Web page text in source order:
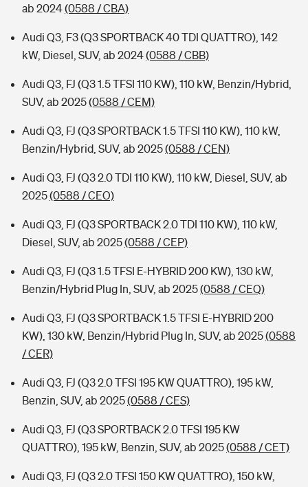
ab 2024(0588 / CBA)
Audi Q3, F3 (Q3 SPORTBACK 40 TDI QUATTRO), 142
kW, Diesel, SUV, ab 2024(0588 / CBB)
Audi Q3, FJ (Q3 1.5 TFSI 110 KW), 110 kW, Benzin/Hybrid,
SUV, ab 2025(0588 / CEM)
Audi Q3, FJ (Q3 SPORTBACK 1.5 TFSI 110 KW), 110 kW,
Benzin/Hybrid, SUV, ab 2025(0588 / CEN)
Audi Q3, FJ (Q3 2.0 TDI 110 KW), 110 kW, Diesel, SUV, ab
2025(0588 / CEO)
Audi Q3, FJ (Q3 SPORTBACK 2.0 TDI 110 KW), 110 kW,
Diesel, SUV, ab 2025(0588 / CEP)
Audi Q3, FJ (Q3 1.5 TFSI E-HYBRID 200 KW), 130 kW,
Benzin/Hybrid Plug In, SUV, ab 2025(0588 / CEQ)
Audi Q3, FJ (Q3 SPORTBACK 1.5 TFSI E-HYBRID 200
KW), 130 kW, Benzin/Hybrid Plug In, SUV, ab 2025(0588
/ CER)
Audi Q3, FJ (Q3 2.0 TFSI 195 KW QUATTRO), 195 kW,
Benzin, SUV, ab 2025(0588 / CES)
Audi Q3, FJ (Q3 SPORTBACK 2.0 TFSI 195 KW
QUATTRO), 195 kW, Benzin, SUV, ab 2025(0588 / CET)
Audi Q3, FJ (Q3 2.0 TFSI 150 KW QUATTRO), 150 kW,